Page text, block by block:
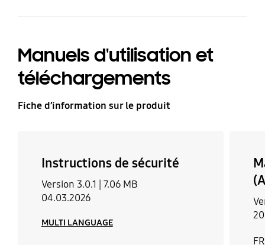
Manuels d'utilisation et
téléchargements
Fiche d’information sur le produit
Instructions de sécurité
Version 3.0.1 | 7.06 MB
04.03.2026
MULTI LANGUAGE